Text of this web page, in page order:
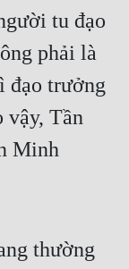
tu đạo
phải là
đạo trưởng
vậy, Tần
Minh
thường